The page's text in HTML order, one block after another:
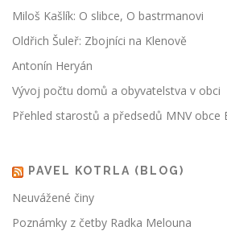
Miloš Kašlík: O slibce, O bastrmanovi
Oldřich Šuleř: Zbojníci na Klenově
Antonín Heryán
Vývoj počtu domů a obyvatelstva v obci
Přehled starostů a předsedů MNV obce
PAVEL KOTRLA (BLOG)
Neuvážené činy
Poznámky z četby Radka Melouna